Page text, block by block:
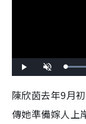
l
n
t
e
陳欣茵去年9月
傳她準備嫁人上